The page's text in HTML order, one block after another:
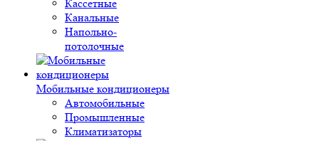
Кассетные
Канальные
Напольно-
потолочные
Мобильные кондиционеры
Автомобильные
Промышленные
Климатизаторы